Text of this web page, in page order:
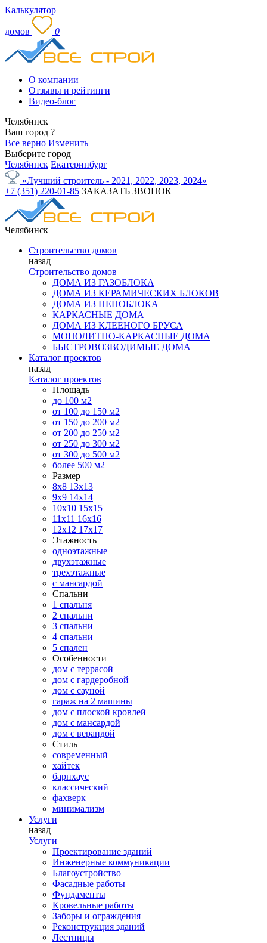
Калькулятор
домов 0
О компании
Отзывы и рейтинги
Видео-блог
Челябинск
Ваш город ?
Все верно Изменить
Выберите город
Челябинск Екатеринбург
«Лучший строитель - 2021, 2022, 2023, 2024»
+7 (351) 220-01-85 ЗАКАЗАТЬ ЗВОНОК
Челябинск
Строительство домов
назад
Строительство домов
ДОМА ИЗ ГАЗОБЛОКА
ДОМА ИЗ КЕРАМИЧЕСКИХ БЛОКОВ
ДОМА ИЗ ПЕНОБЛОКА
КАРКАСНЫЕ ДОМА
ДОМА ИЗ КЛЕЕНОГО БРУСА
МОНОЛИТНО-КАРКАСНЫЕ ДОМА
БЫСТРОВОЗВОДИМЫЕ ДОМА
Каталог проектов
назад
Каталог проектов
Площадь
до 100 м2
от 100 до 150 м2
от 150 до 200 м2
от 200 до 250 м2
от 250 до 300 м2
от 300 до 500 м2
более 500 м2
Размер
8х8 13х13
9х9 14х14
10х10 15х15
11x11 16х16
12х12 17х17
Этажность
одноэтажные
двухэтажные
трехэтажные
с мансардой
Спальни
1 спальня
2 спальни
3 спальни
4 спальни
5 спален
Особенности
дом с террасой
дом с гардеробной
дом с сауной
гараж на 2 машины
дом с плоской кровлей
дом с мансардой
дом с верандой
Стиль
современный
хайтек
барнхаус
классический
фахверк
минимализм
Услуги
назад
Услуги
Проектирование зданий
Инженерные коммуникации
Благоустройство
Фасадные работы
Фундаменты
Кровельные работы
Заборы и ограждения
Реконструкция зданий
Лестницы